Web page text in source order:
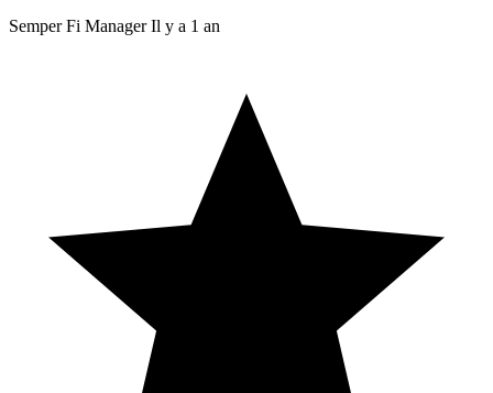
Semper Fi ManagerIl y a 1 an